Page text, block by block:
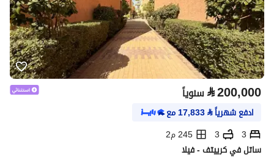
⃁200,000 سنوياً
ادفع شهرياً⃁
17,833مع
3
3
245 م2
ساتل في كرييتف - فيلا